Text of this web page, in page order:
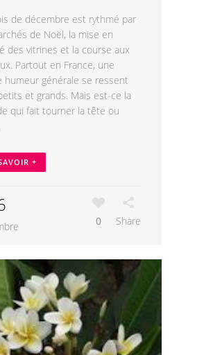
de décembre est rythmé par
de Noël, la mise en
des vitrines et la course aux
Partout en France, une
humeur générale se ressent
et grands. Mais est-ce la
qui fait tourner la tête ou
+
0 Share